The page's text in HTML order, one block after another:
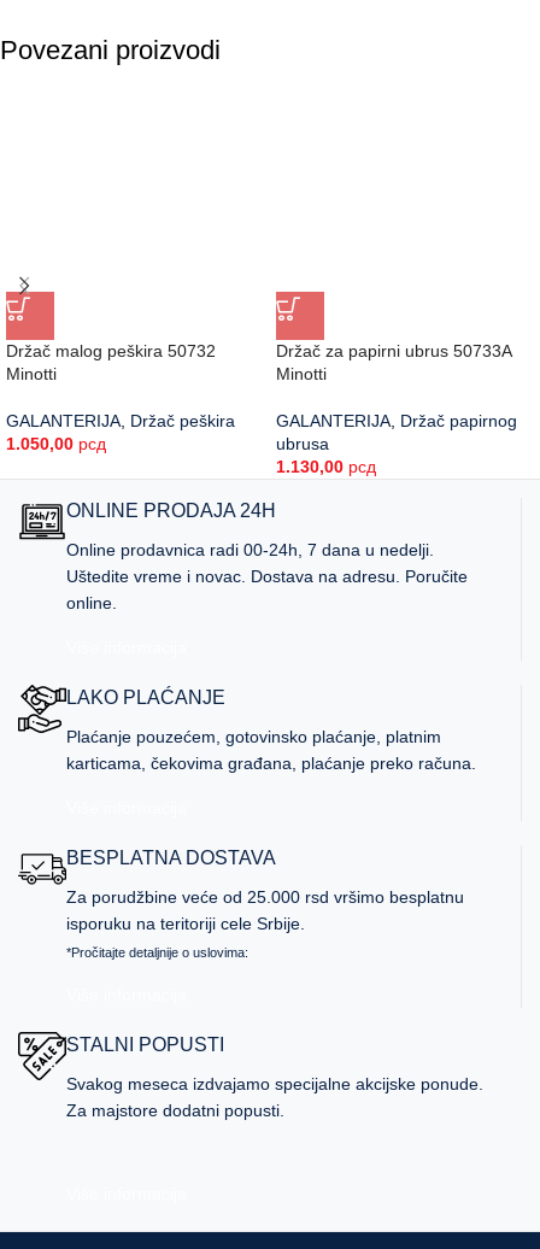
Povezani proizvodi
Držač malog peškira 50732
Minotti
GALANTERIJA, Držač peškira
1.050,00 рсд
Držač za papirni ubrus 50733A
Minotti
GALANTERIJA, Držač papirnog
ubrusa
1.130,00 рсд
ONLINE PRODAJA 24H
Online prodavnica radi 00-24h, 7 dana u nedelji.
Uštedite vreme i novac. Dostava na adresu. Poručite
online.
LAKO PLAĆANJE
Plaćanje pouzećem, gotovinsko plaćanje, platnim
karticama, čekovima građana, plaćanje preko računa.
BESPLATNA DOSTAVA
Za porudžbine veće od 25.000 rsd vršimo besplatnu
isporuku na teritoriji cele Srbije.
*Pročitajte detaljnije o uslovima:
STALNI POPUSTI
Svakog meseca izdvajamo specijalne akcijske ponude.
Za majstore dodatni popusti.